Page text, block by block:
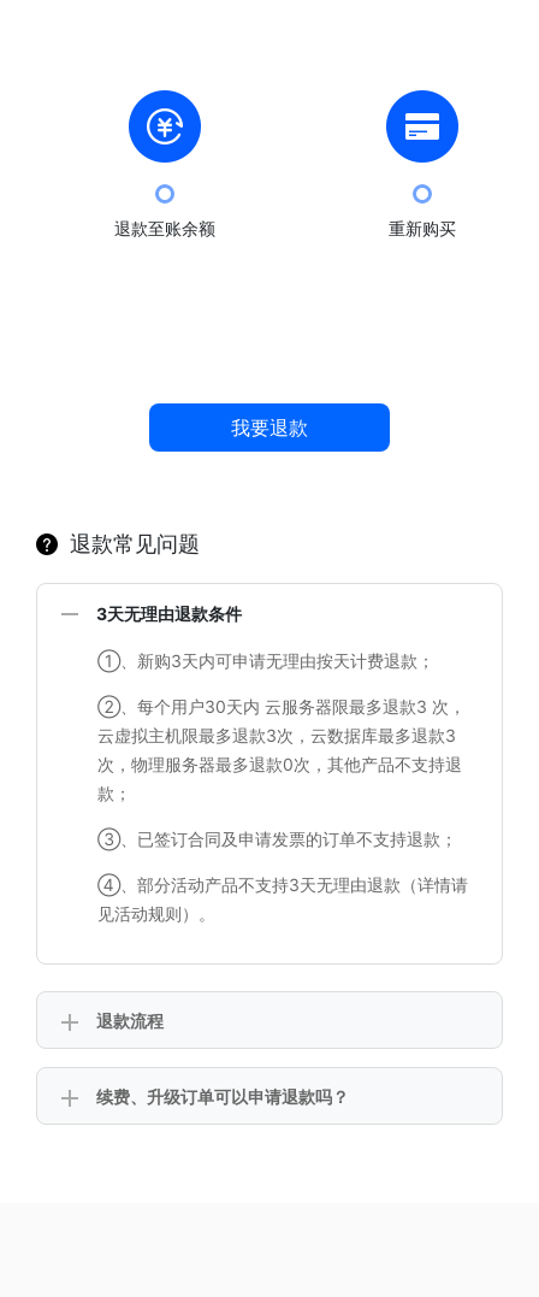
退款至账余额 重新购买
我要退款
退款常见问题
3天无理由退款条件
①、新购3天内可申请无理由按天计费退款；
②、每个用户30天内 云服务器限最多退款3 次，
云虚拟主机限最多退款3次，云数据库最多退款3
次，物理服务器最多退款0次，其他产品不支持退
款；
③、已签订合同及申请发票的订单不支持退款；
④、部分活动产品不支持3天无理由退款（详情请
见活动规则）。
退款流程
续费、升级订单可以申请退款吗？